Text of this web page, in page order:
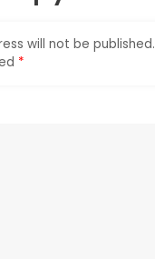
will not be published.
*